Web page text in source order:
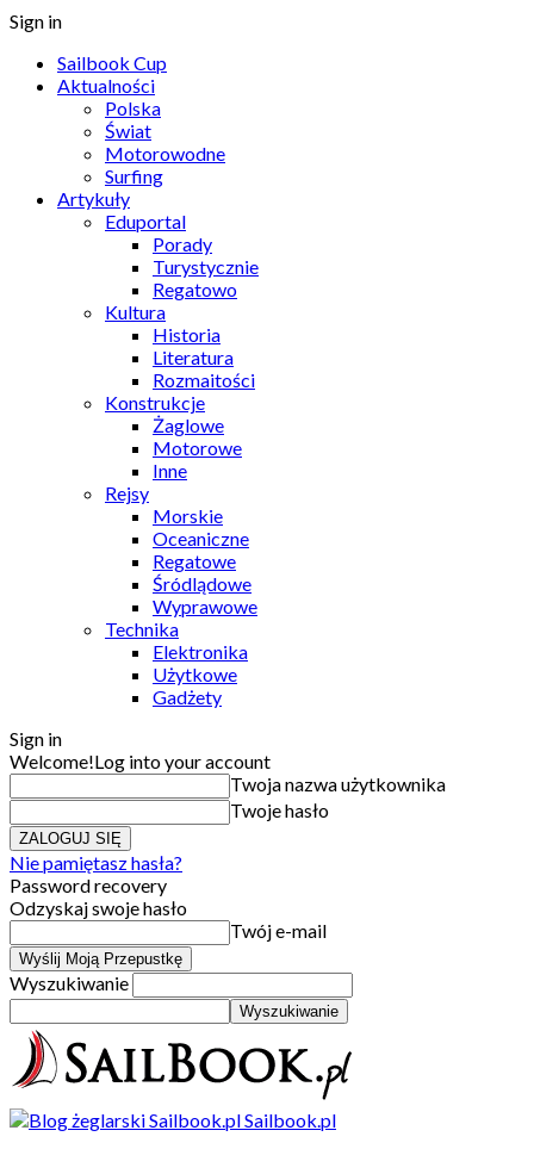
Sign in
Sailbook Cup
Aktualności
Polska
Świat
Motorowodne
Surfing
Artykuły
Eduportal
Porady
Turystycznie
Regatowo
Kultura
Historia
Literatura
Rozmaitości
Konstrukcje
Żaglowe
Motorowe
Inne
Rejsy
Morskie
Oceaniczne
Regatowe
Śródlądowe
Wyprawowe
Technika
Elektronika
Użytkowe
Gadżety
Sign in
Welcome!Log into your account
Twoja nazwa użytkownika
Twoje hasło
Nie pamiętasz hasła?
Password recovery
Odzyskaj swoje hasło
Twój e-mail
Wyszukiwanie
Sailbook.pl